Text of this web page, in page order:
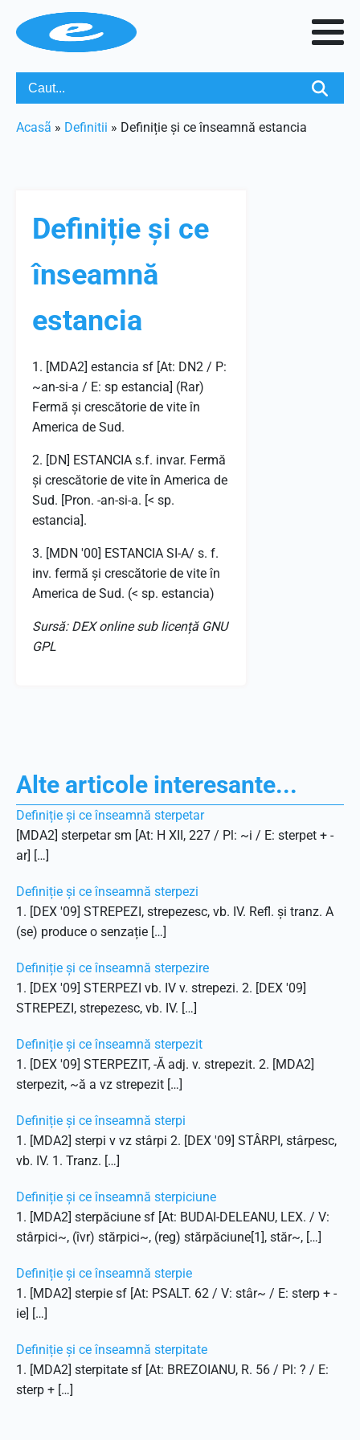
Acasã » Definitii » Definiție și ce înseamnă estancia
Definiție și ce
înseamnă
estancia
1. [MDA2] estancia sf [At: DN2 / P:
~an-si-a / E: sp estancia] (Rar)
Fermă și crescătorie de vite în
America de Sud.
2. [DN] ESTANCIA s.f. invar. Fermă
și crescătorie de vite în America de
Sud. [Pron. -an-si-a. [< sp.
estancia].
3. [MDN '00] ESTANCIA SI-A/ s. f.
inv. fermă și crescătorie de vite în
America de Sud. (< sp. estancia)
Sursă: DEX online sub licență GNU
GPL
Alte articole interesante...
Definiție și ce înseamnă sterpetar
[MDA2] sterpetar sm [At: H XII, 227 / Pl: ~i / E: sterpet + -
ar] […]
Definiție și ce înseamnă sterpezi
1. [DEX '09] STREPEZI, strepezesc, vb. IV. Refl. și tranz. A
(se) produce o senzație […]
Definiție și ce înseamnă sterpezire
1. [DEX '09] STERPEZI vb. IV v. strepezi. 2. [DEX '09]
STREPEZI, strepezesc, vb. IV. […]
Definiție și ce înseamnă sterpezit
1. [DEX '09] STERPEZIT, -Ă adj. v. strepezit. 2. [MDA2]
sterpezit, ~ă a vz strepezit […]
Definiție și ce înseamnă sterpi
1. [MDA2] sterpi v vz stârpi 2. [DEX '09] STÂRPI, stârpesc,
vb. IV. 1. Tranz. […]
Definiție și ce înseamnă sterpiciune
1. [MDA2] sterpăciune sf [At: BUDAI-DELEANU, LEX. / V:
stârpici~, (îvr) stărpici~, (reg) stărpăciune[1], stăr~, […]
Definiție și ce înseamnă sterpie
1. [MDA2] sterpie sf [At: PSALT. 62 / V: stâr~ / E: sterp + -
ie] […]
Definiție și ce înseamnă sterpitate
1. [MDA2] sterpitate sf [At: BREZOIANU, R. 56 / Pl: ? / E:
sterp + […]